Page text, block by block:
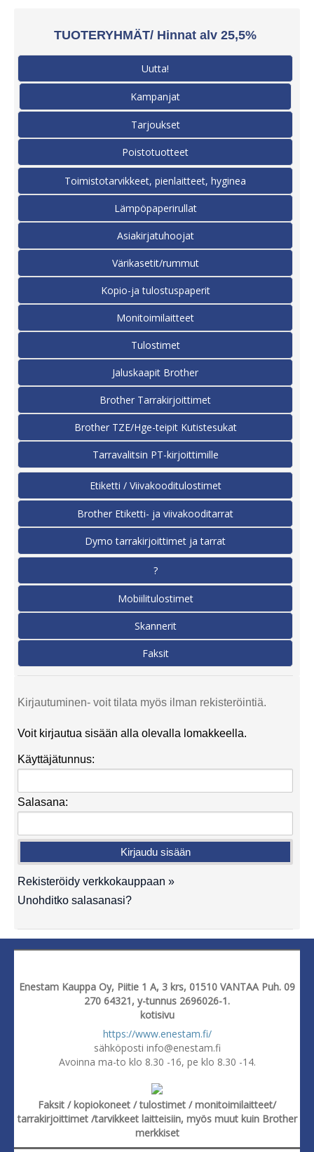
TUOTERYHMÄT/ Hinnat alv 25,5%
Uutta!
Kampanjat
Tarjoukset
Poistotuotteet
Toimistotarvikkeet, pienlaitteet, hyginea
Lämpöpaperirullat
Asiakirjatuhoojat
Värikasetit/rummut
Kopio-ja tulostuspaperit
Monitoimilaitteet
Tulostimet
Jaluskaapit Brother
Brother Tarrakirjoittimet
Brother TZE/Hge-teipit Kutistesukat
Tarravalitsin PT-kirjoittimille
Etiketti / Viivakooditulostimet
Brother Etiketti- ja viivakooditarrat
Dymo tarrakirjoittimet ja tarrat
?
Mobiilitulostimet
Skannerit
Faksit
Kirjautuminen- voit tilata myös ilman rekisteröintiä.
Voit kirjautua sisään alla olevalla lomakkeella.
Käyttäjätunnus:
Salasana:
Rekisteröidy verkkokauppaan »
Unohditko salasanasi?
Enestam Kauppa Oy, Piitie 1 A, 3 krs, 01510 VANTAA Puh. 09
270 64321, y-tunnus 2696026-1.
kotisivu
https://www.enestam.fi/
sähköposti info@enestam.fi
Avoinna ma-to klo 8.30 -16, pe klo 8.30 -14.
Faksit / kopiokoneet / tulostimet / monitoimilaitteet/
tarrakirjoittimet /tarvikkeet laitteisiin, myös muut kuin Brother
merkkiset